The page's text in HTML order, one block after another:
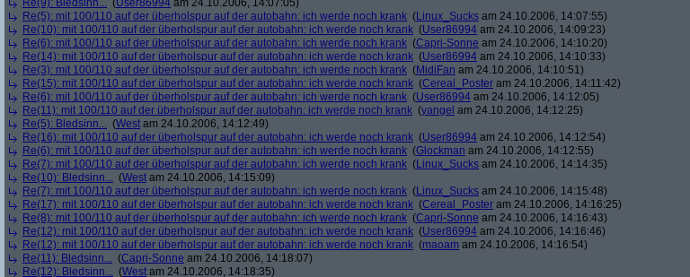
Re(9): Bledsinn... (User86994 am 24.10.2006, 14:07:05)
Re(5): mit 100/110 auf der überholspur auf der autobahn: ich werde noch krank (Linux_Sucks am 24.10.2006, 14:07:55)
Re(10): mit 100/110 auf der überholspur auf der autobahn: ich werde noch krank (User86994 am 24.10.2006, 14:09:23)
Re(6): mit 100/110 auf der überholspur auf der autobahn: ich werde noch krank (Capri-Sonne am 24.10.2006, 14:10:20)
Re(14): mit 100/110 auf der überholspur auf der autobahn: ich werde noch krank (User86994 am 24.10.2006, 14:10:33)
Re(3): mit 100/110 auf der überholspur auf der autobahn: ich werde noch krank (MidiFan am 24.10.2006, 14:10:51)
Re(15): mit 100/110 auf der überholspur auf der autobahn: ich werde noch krank (Cereal_Poster am 24.10.2006, 14:11:42)
Re(6): mit 100/110 auf der überholspur auf der autobahn: ich werde noch krank (User86994 am 24.10.2006, 14:12:05)
Re(11): mit 100/110 auf der überholspur auf der autobahn: ich werde noch krank (yangel am 24.10.2006, 14:12:25)
Re(5): Bledsinn... (West am 24.10.2006, 14:12:49)
Re(16): mit 100/110 auf der überholspur auf der autobahn: ich werde noch krank (User86994 am 24.10.2006, 14:12:54)
Re(6): mit 100/110 auf der überholspur auf der autobahn: ich werde noch krank (Glockman am 24.10.2006, 14:12:55)
Re(7): mit 100/110 auf der überholspur auf der autobahn: ich werde noch krank (Linux_Sucks am 24.10.2006, 14:14:35)
Re(10): Bledsinn... (West am 24.10.2006, 14:15:09)
Re(7): mit 100/110 auf der überholspur auf der autobahn: ich werde noch krank (Linux_Sucks am 24.10.2006, 14:15:48)
Re(17): mit 100/110 auf der überholspur auf der autobahn: ich werde noch krank (Cereal_Poster am 24.10.2006, 14:16:25)
Re(8): mit 100/110 auf der überholspur auf der autobahn: ich werde noch krank (Capri-Sonne am 24.10.2006, 14:16:43)
Re(12): mit 100/110 auf der überholspur auf der autobahn: ich werde noch krank (User86994 am 24.10.2006, 14:16:46)
Re(12): mit 100/110 auf der überholspur auf der autobahn: ich werde noch krank (maoam am 24.10.2006, 14:16:54)
Re(11): Bledsinn... (Capri-Sonne am 24.10.2006, 14:18:07)
Re(12): Bledsinn... (West am 24.10.2006, 14:18:35)